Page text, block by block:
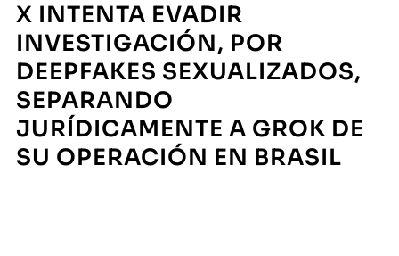
X INTENTA EVADIR
INVESTIGACIÓN, POR
DEEPFAKES SEXUALIZADOS,
SEPARANDO
JURÍDICAMENTE A GROK DE
SU OPERACIÓN EN BRASIL